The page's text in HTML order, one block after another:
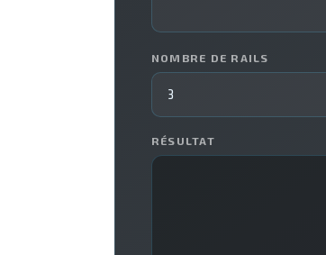
NOMBRE DE RAILS
RÉSULTAT